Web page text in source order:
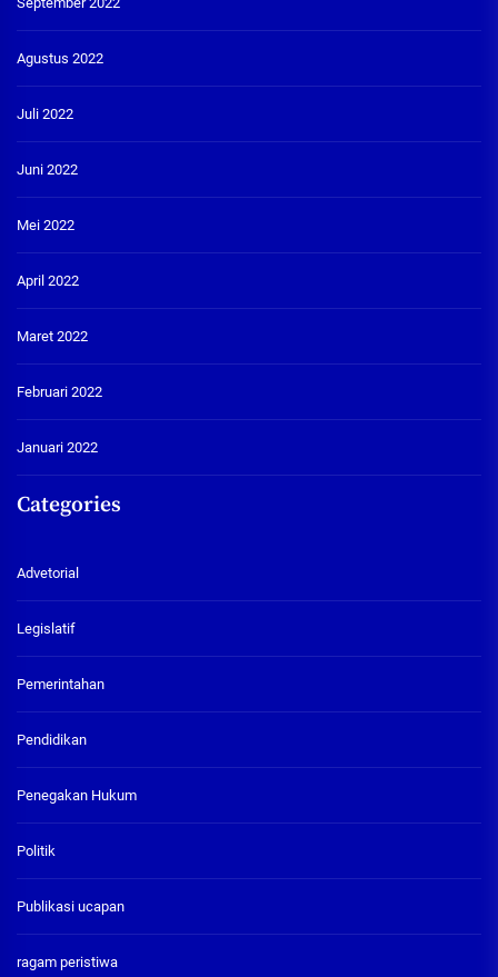
Agustus 2022
Juli 2022
Juni 2022
Mei 2022
April 2022
Maret 2022
Februari 2022
Januari 2022
Categories
Advetorial
Legislatif
Pemerintahan
Pendidikan
Penegakan Hukum
Politik
Publikasi ucapan
ragam peristiwa